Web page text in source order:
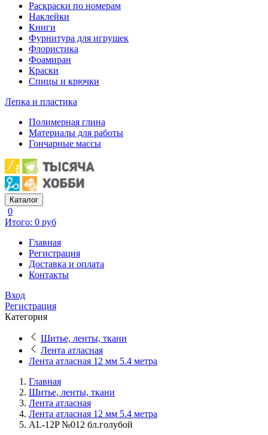
Раскраски по номерам
Наклейки
Книги
Фурнитура для игрушек
Флористика
Фоамиран
Краски
Спицы и крючки
Лепка и пластика
Полимерная глина
Материалы для работы
Гончарные массы
Каталог
0
Итого: 0 руб
Главная
Регистрация
Доставка и оплата
Контакты
Вход
Регистрация
Категория
Шитье, ленты, ткани
Лента атласная
Лента атласная 12 мм 5.4 метра
Главная
Шитье, ленты, ткани
Лента атласная
Лента атласная 12 мм 5.4 метра
AL-12P №012 бл.голубой